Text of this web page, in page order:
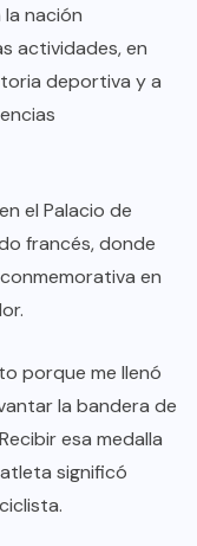
nación
actividades, en
deportiva y a
el Palacio de
francés, donde
en
porque me llenó
la bandera de
esa medalla
significó